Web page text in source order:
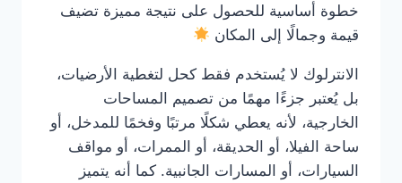
خطوة أساسية للحصول على نتيجة مميزة تضيف
قيمة وجمالًا إلى المكان
الانترلوك لا يُستخدم فقط كحل لتغطية الأرضيات،
بل يُعتبر جزءًا مهمًا من تصميم المساحات
الخارجية، لأنه يعطي شكلًا مرتبًا وفخمًا للمدخل، أو
ساحة الفيلا، أو الحديقة، أو الممرات، أو مواقف
السيارات، أو المسارات الجانبية. كما أنه يتميز